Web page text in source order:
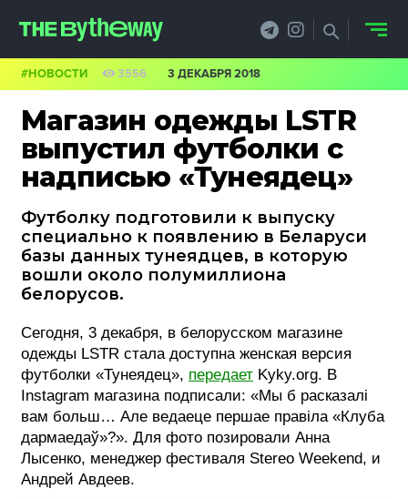
Магазин одежды LSTR
выпустил футболки с
надписью «Тунеядец»
Футболку подготовили к выпуску
специально к появлению в Беларуси
базы данных тунеядцев, в которую
вошли около полумиллиона
белорусов.
#НОВОСТИ 3556 3 ДЕКАБРЯ 2018
Сегодня, 3 декабря, в белорусском магазине
одежды LSTR стала доступна женская версия
футболки «Тунеядец», передает Kyky.org. В
Instagram магазина подписали: «Мы б расказалі
вам больш… Але ведаеце першае правіла «Клуба
дармаедаў»?». Для фото позировали Анна
Лысенко, менеджер фестиваля Stereo Weekend, и
Андрей Авдеев.
PRO.ОБЗОР
КЕЙСЫ
ФИЛОСОФИЯ
КРЕАТИВА
ТЕХНОЛОГИИ
ФЕСТИВАЛИ
ФОТОГРАФИЯ